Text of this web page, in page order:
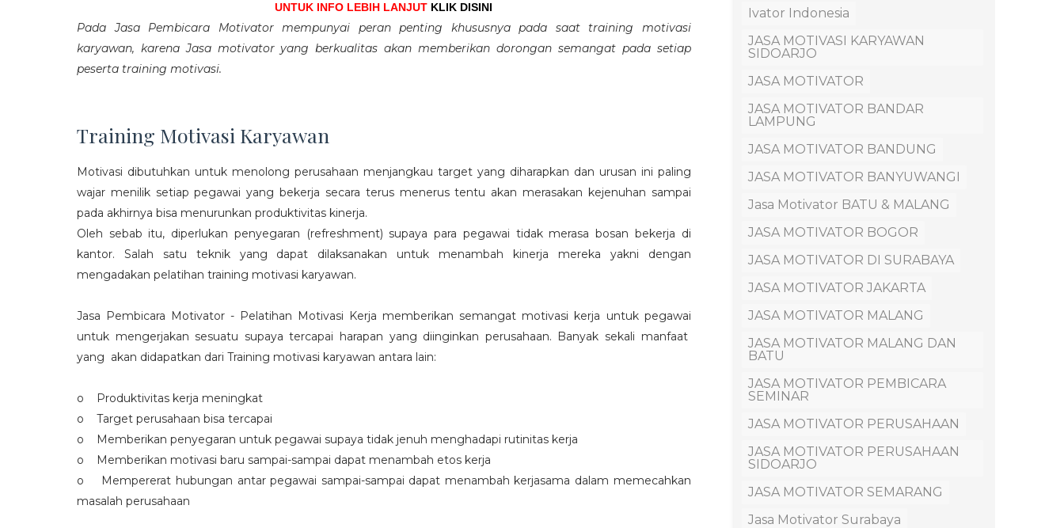
UNTUK INFO LEBIH LANJUT KLIK DISINI
Pada Jasa Pembicara Motivator mempunyai peran penting khususnya pada saat training motivasi
karyawan, karena Jasa motivator yang berkualitas akan memberikan dorongan semangat pada setiap
peserta training motivasi.
Training Motivasi Karyawan
Motivasi dibutuhkan untuk menolong perusahaan menjangkau target yang diharapkan dan urusan ini paling
wajar menilik setiap pegawai yang bekerja secara terus menerus tentu akan merasakan kejenuhan sampai
pada akhirnya bisa menurunkan produktivitas kinerja.
Oleh sebab itu, diperlukan penyegaran (refreshment) supaya para pegawai tidak merasa bosan bekerja di
kantor. Salah satu teknik yang dapat dilaksanakan untuk menambah kinerja mereka yakni dengan
mengadakan pelatihan training motivasi karyawan.
Jasa Pembicara Motivator - Pelatihan Motivasi Kerja memberikan semangat motivasi kerja untuk pegawai
untuk mengerjakan sesuatu supaya tercapai harapan yang diinginkan perusahaan. Banyak sekali manfaat
yang akan didapatkan dari Training motivasi karyawan antara lain:
o Produktivitas kerja meningkat
o Target perusahaan bisa tercapai
o Memberikan penyegaran untuk pegawai supaya tidak jenuh menghadapi rutinitas kerja
o Memberikan motivasi baru sampai-sampai dapat menambah etos kerja
o Mempererat hubungan antar pegawai sampai-sampai dapat menambah kerjasama dalam memecahkan
masalah perusahaan
Ivator Indonesia
JASA MOTIVASI KARYAWAN
SIDOARJO
JASA MOTIVATOR
JASA MOTIVATOR BANDAR
LAMPUNG
JASA MOTIVATOR BANDUNG
JASA MOTIVATOR BANYUWANGI
Jasa Motivator BATU & MALANG
JASA MOTIVATOR BOGOR
JASA MOTIVATOR DI SURABAYA
JASA MOTIVATOR JAKARTA
JASA MOTIVATOR MALANG
JASA MOTIVATOR MALANG DAN
BATU
JASA MOTIVATOR PEMBICARA
SEMINAR
JASA MOTIVATOR PERUSAHAAN
JASA MOTIVATOR PERUSAHAAN
SIDOARJO
JASA MOTIVATOR SEMARANG
Jasa Motivator Surabaya